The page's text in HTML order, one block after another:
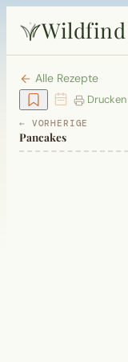
Wildfind
Startseite
Pflanzen
Alle Rezepte
Drucken
← VORHERIGE
Pancakes